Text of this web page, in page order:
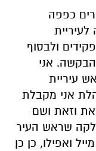
כפפה
ולבסוף
אני
עיריית
אני מקבלת
וזאת ושם
שראש העיר
ואפילו, כן כן